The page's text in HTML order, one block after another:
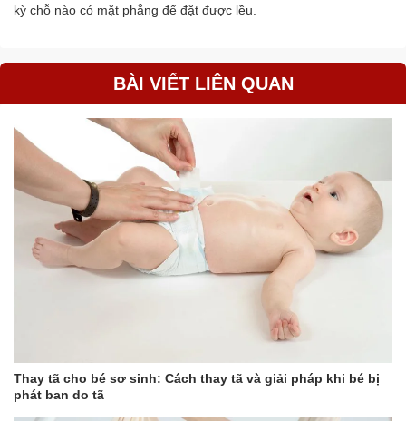
kỳ chỗ nào có mặt phẳng để đặt được lều.
BÀI VIẾT LIÊN QUAN
Thay tã cho bé sơ sinh: Cách thay tã và giải pháp khi bé bị
phát ban do tã